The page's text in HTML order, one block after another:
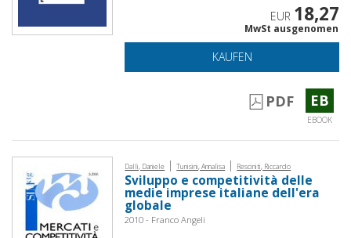
EUR 18,27
MwSt ausgenomen
KAUFEN
PDF EB
EBOOK
Dalli, Daniele | Tunisini, Annalisa | Resciniti, Riccardo
Sviluppo e competitività delle
medie imprese italiane dell'era
globale
2010 - Franco Angeli